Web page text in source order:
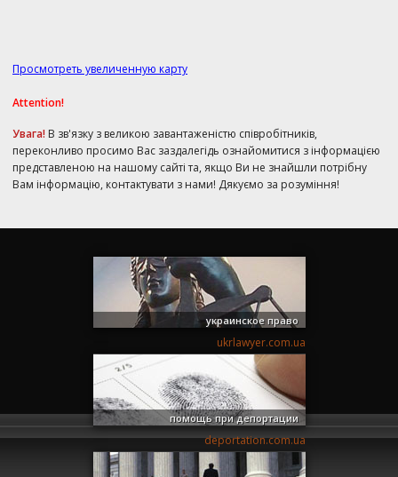
Просмотреть увеличенную карту
Attention!
Увага! В зв'язку з великою завантаженістю співробітників,
переконливо просимо Вас заздалегідь ознайомитися з інформацією
представленою на нашому сайті та, якщо Ви не знайшли потрібну
Вам інформацію, контактувати з нами! Дякуємо за розуміння!
украинское право
ukrlawyer.com.ua
помощь при депортации
deportation.com.ua